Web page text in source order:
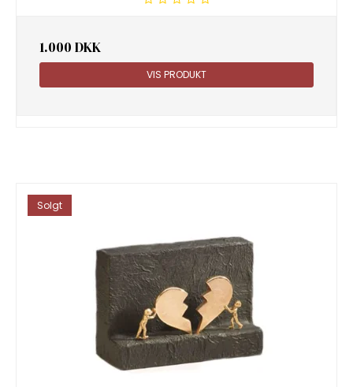
1.000 DKK
VIS PRODUKT
Solgt